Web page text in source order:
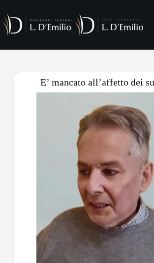
E’ mancato all’affetto dei